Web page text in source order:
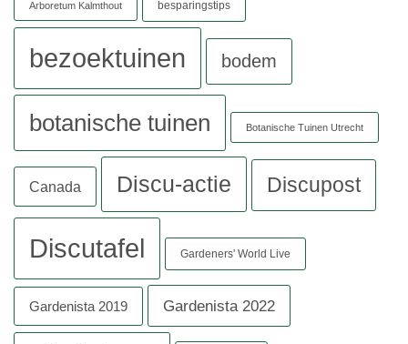
Arboretum Kalmthout besparingstips
bezoektuinen bodem
botanische tuinen Botanische Tuinen Utrecht
Canada Discu-actie Discupost
Discutafel Gardeners' World Live
Gardenista 2019 Gardenista 2022